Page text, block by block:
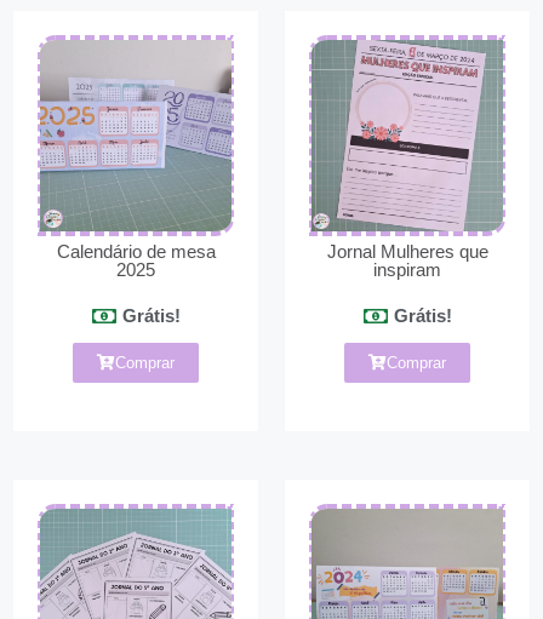
Calendário de mesa
2025
Grátis!
Comprar
Jornal Mulheres que
inspiram
Grátis!
Comprar